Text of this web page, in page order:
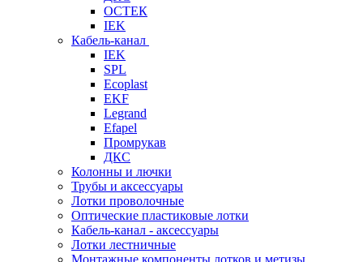
ОСТЕК
IEK
Кабель-канал
IEK
SPL
Ecoplast
EKF
Legrand
Efapel
Промрукав
ДКС
Колонны и лючки
Трубы и аксессуары
Лотки проволочные
Оптические пластиковые лотки
Кабель-канал - аксессуары
Лотки лестничные
Монтажные компоненты лотков и метизы